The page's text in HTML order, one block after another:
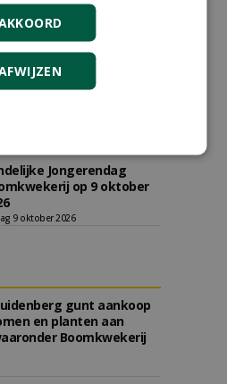
2 september 2026
Innovatiedagen
bekend
9 september 2026
vrijdag 18 september 2026
naar meer
Jongerendag
op 9 oktober
9 oktober 2026
gunt aankoop
en planten aan
Boomkwekerij